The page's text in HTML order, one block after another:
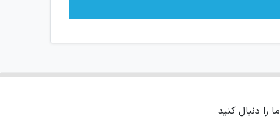
ما را دنبال کنید